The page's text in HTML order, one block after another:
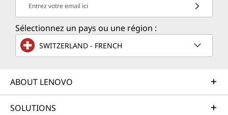
Entrez votre email ici
Sélectionnez un pays ou une région :
SWITZERLAND - FRENCH
ABOUT LENOVO
SOLUTIONS